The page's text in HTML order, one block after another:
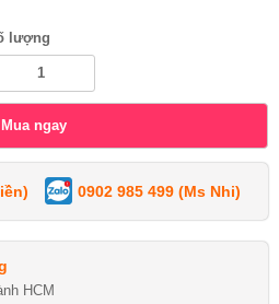
lượng
0902 985 499 (Ms Nhi)
HCM